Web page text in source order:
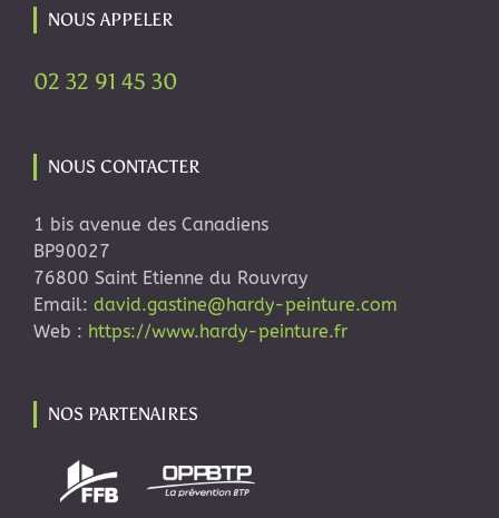
NOUS APPELER
02 32 91 45 30
NOUS CONTACTER
1 bis avenue des Canadiens
BP90027
76800 Saint Etienne du Rouvray
Email: david.gastine@hardy-peinture.com
Web : https://www.hardy-peinture.fr
NOS PARTENAIRES